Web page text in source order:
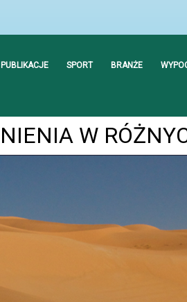
PUBLIKACJE SPORT BRANŻE
W